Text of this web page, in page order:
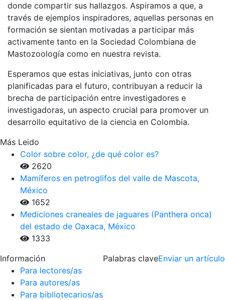
donde compartir sus hallazgos. Aspiramos a que, a
través de ejemplos inspiradores, aquellas personas en
formación se sientan motivadas a participar más
activamente tanto en la Sociedad Colombiana de
Mastozoología como en nuestra revista.
Esperamos que estas iniciativas, junto con otras
planificadas para el futuro, contribuyan a reducir la
brecha de participación entre investigadores e
investigadoras, un aspecto crucial para promover un
desarrollo equitativo de la ciencia en Colombia.
Más Leido
Color sobre color, ¿de qué color es?
2620
Mamíferos en petroglifos del valle de Mascota,
México
1652
Mediciones craneales de jaguares (Panthera onca)
del estado de Oaxaca, México
1333
Información
Para lectores/as
Para autores/as
Para bibliotecarios/as
Palabras claveEnviar un artículo